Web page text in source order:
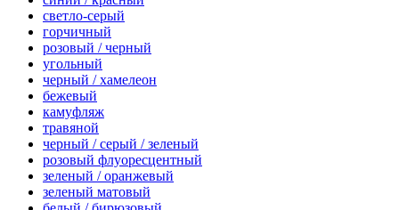
светло-серый
горчичный
розовый / черный
угольный
черный / хамелеон
бежевый
камуфляж
травяной
черный / серый / зеленый
розовый флуоресцентный
зеленый / оранжевый
зеленый матовый